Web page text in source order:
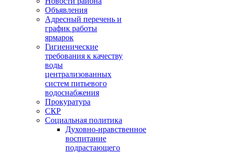
Объявления
Адресный перечень и
график работы
ярмарок
Гигиенические
требования к качеству
воды
централизованных
систем питьевого
водоснабжения
Прокуратура
СКР
Социальная политика
Духовно-нравственное
воспитание
подрастающего